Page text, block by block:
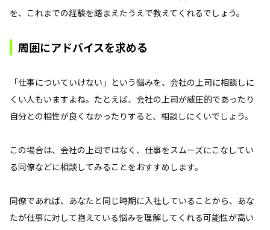
を、これまでの経験を踏まえたうえで教えてくれるでしょう。
周囲にアドバイスを求める
「仕事についていけない」という悩みを、会社の上司に相談しに
くい人もいますよね。たとえば、会社の上司が威圧的であったり
自分との相性が良くなかったりすると、相談しにくいでしょう。
この場合は、会社の上司ではなく、仕事をスムーズにこなしてい
る同僚などに相談してみることをおすすめします。
同僚であれば、あなたと同じ時期に入社していることから、あな
たが仕事に対して抱えている悩みを理解してくれる可能性が高い